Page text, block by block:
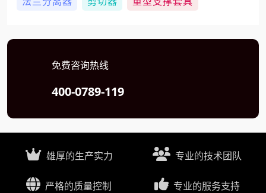
免费咨询热线
400-0789-119
雄厚的生产实力 专业的技术团队
严格的质量控制 专业的服务支持